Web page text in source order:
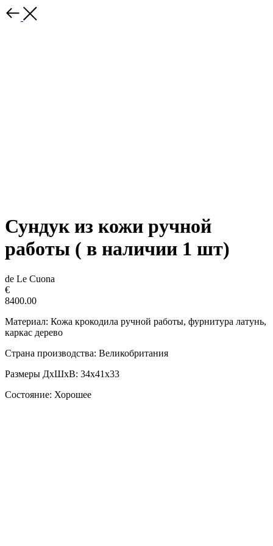
Сундук из кожи ручной
работы ( в наличии 1 шт)
de Le Cuona
€
8400.00
Материал: Кожа крокодила ручной работы, фурнитура латунь,
каркас дерево
Страна производства: Великобритания
Размеры ДxШxВ: 34х41x33
Состояние: Хорошее